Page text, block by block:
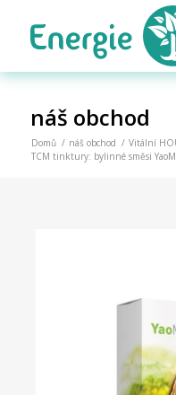
náš obchod
Domů / náš obchod / Vitální
TCM tinktury: bylinné směsi